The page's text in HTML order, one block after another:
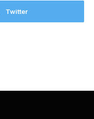
Twitter